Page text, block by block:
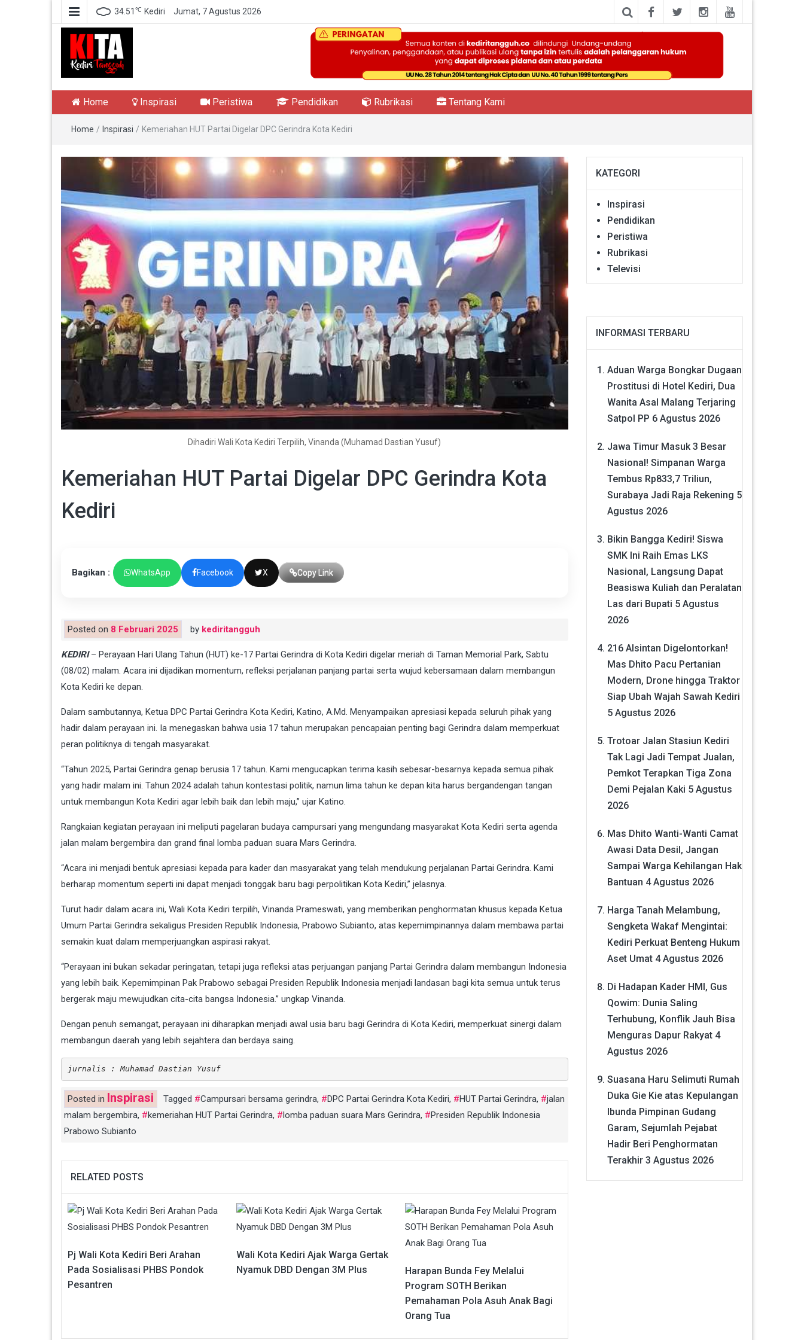
34.51 ℃ Kediri Jumat, 7 Agustus 2026
Kediri Tangguh
Home Inspirasi Peristiwa Pendidikan Rubrikasi Tentang Kami
Home / Inspirasi / Kemeriahan HUT Partai Digelar DPC Gerindra Kota Kediri
Dihadiri Wali Kota Kediri Terpilih, Vinanda (Muhamad Dastian Yusuf)
Kemeriahan HUT Partai Digelar DPC Gerindra Kota
Kediri
Bagikan : WhatsApp Facebook X Copy Link
Posted on 8 Februari 2025 by kediritangguh
KEDIRI– Perayaan Hari Ulang Tahun (HUT) ke-17 Partai Gerindra di Kota Kediri digelar meriah di Taman Memorial Park, Sabtu
(08/02) malam. Acara ini dijadikan momentum, refleksi perjalanan panjang partai serta wujud kebersamaan dalam membangun
Kota Kediri ke depan.
Dalam sambutannya, Ketua DPC Partai Gerindra Kota Kediri, Katino, A.Md. Menyampaikan apresiasi kepada seluruh pihak yang
hadir dalam perayaan ini. Ia menegaskan bahwa usia 17 tahun merupakan pencapaian penting bagi Gerindra dalam memperkuat
peran politiknya di tengah masyarakat.
“Tahun 2025, Partai Gerindra genap berusia 17 tahun. Kami mengucapkan terima kasih sebesar-besarnya kepada semua pihak
yang hadir malam ini. Tahun 2024 adalah tahun kontestasi politik, namun lima tahun ke depan kita harus bergandengan tangan
untuk membangun Kota Kediri agar lebih baik dan lebih maju,” ujar Katino.
Rangkaian kegiatan perayaan ini meliputi pagelaran budaya campursari yang mengundang masyarakat Kota Kediri serta agenda
jalan malam bergembira dan grand final lomba paduan suara Mars Gerindra.
“Acara ini menjadi bentuk apresiasi kepada para kader dan masyarakat yang telah mendukung perjalanan Partai Gerindra. Kami
berharap momentum seperti ini dapat menjadi tonggak baru bagi perpolitikan Kota Kediri,” jelasnya.
Turut hadir dalam acara ini, Wali Kota Kediri terpilih, Vinanda Prameswati, yang memberikan penghormatan khusus kepada Ketua
Umum Partai Gerindra sekaligus Presiden Republik Indonesia, Prabowo Subianto, atas kepemimpinannya dalam membawa partai
semakin kuat dalam memperjuangkan aspirasi rakyat.
“Perayaan ini bukan sekadar peringatan, tetapi juga refleksi atas perjuangan panjang Partai Gerindra dalam membangun Indonesia
yang lebih baik. Kepemimpinan Pak Prabowo sebagai Presiden Republik Indonesia menjadi landasan bagi kita semua untuk terus
bergerak maju mewujudkan cita-cita bangsa Indonesia.” ungkap Vinanda.
Dengan penuh semangat, perayaan ini diharapkan menjadi awal usia baru bagi Gerindra di Kota Kediri, memperkuat sinergi dalam
membangun daerah yang lebih sejahtera dan berdaya saing.
jurnalis : Muhamad Dastian Yusuf
Posted in Inspirasi Tagged Campursari bersama gerindra, DPC Partai Gerindra Kota Kediri, HUT Partai Gerindra,
jalan
malam bergembira, kemeriahan HUT Partai Gerindra, lomba paduan suara Mars Gerindra,
Presiden Republik Indonesia
Prabowo Subianto
RELATED POSTS
Pj Wali Kota Kediri Beri Arahan
Pada Sosialisasi PHBS Pondok
Pesantren
Wali Kota Kediri Ajak Warga Gertak
Nyamuk DBD Dengan 3M Plus
Harapan Bunda Fey Melalui
Program SOTH Berikan
Pemahaman Pola Asuh Anak Bagi
Orang Tua
KATEGORI
Inspirasi
Pendidikan
Peristiwa
Rubrikasi
Televisi
INFORMASI TERBARU
Aduan Warga Bongkar Dugaan
Prostitusi di Hotel Kediri, Dua
Wanita Asal Malang Terjaring
Satpol PP 6 Agustus 2026
Jawa Timur Masuk 3 Besar
Nasional! Simpanan Warga
Tembus Rp833,7 Triliun,
Surabaya Jadi Raja Rekening 5
Agustus 2026
Bikin Bangga Kediri! Siswa
SMK Ini Raih Emas LKS
Nasional, Langsung Dapat
Beasiswa Kuliah dan Peralatan
Las dari Bupati 5 Agustus
2026
216 Alsintan Digelontorkan!
Mas Dhito Pacu Pertanian
Modern, Drone hingga Traktor
Siap Ubah Wajah Sawah Kediri
5 Agustus 2026
Trotoar Jalan Stasiun Kediri
Tak Lagi Jadi Tempat Jualan,
Pemkot Terapkan Tiga Zona
Demi Pejalan Kaki 5 Agustus
2026
Mas Dhito Wanti-Wanti Camat
Awasi Data Desil, Jangan
Sampai Warga Kehilangan Hak
Bantuan 4 Agustus 2026
Harga Tanah Melambung,
Sengketa Wakaf Mengintai:
Kediri Perkuat Benteng Hukum
Aset Umat 4 Agustus 2026
Di Hadapan Kader HMI, Gus
Qowim: Dunia Saling
Terhubung, Konflik Jauh Bisa
Menguras Dapur Rakyat 4
Agustus 2026
Suasana Haru Selimuti Rumah
Duka Gie Kie atas Kepulangan
Ibunda Pimpinan Gudang
Garam, Sejumlah Pejabat
Hadir Beri Penghormatan
Terakhir 3 Agustus 2026